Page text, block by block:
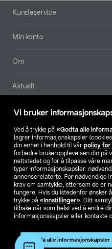
Vi bruker
Ved å trykke på «Godta alle
lagrer informasjonskapsler
din enhet i henhold til vår policy for
forbedre brukeropplevelsen din på
nettstedet og for å tilpasse våre
typer informasjonskapsler:
annonserelaterte. For nødvendige
krav om samtykke, ettersom de er
fungere. Hvis du istedenfor ønsker
trykke på «Innstillinger». Ditt
tilbake når som helst ved å endre
informasjonskapsler eller kontakte
Godta alle informasjonskapsler
Produktet
Bunntekst
Kundeservice
Min konto
Om
Aktuelt
Våre selskaper
Finn
SE
Endre til